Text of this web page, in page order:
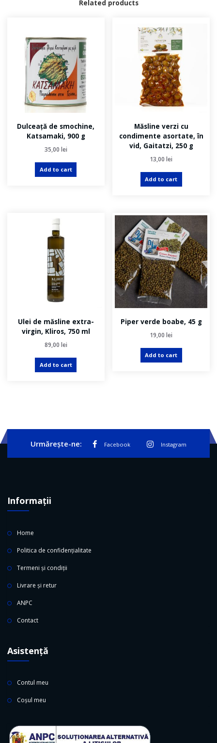
Related products
Dulceață de smochine,
Katsamaki, 900 g
35,00 lei
Add to cart
Măsline verzi cu
condimente asortate, în
vid, Gaitatzi, 250 g
13,00lei
Add to cart
Ulei de măsline extra-
virgin, Kliros, 750 ml
89,00 lei
Add to cart
Piper verde boabe, 45 g
19,00lei
Add to cart
Urmărește-ne: Facebook Instagram
Informații
Home
Politica de confidențialitate
Termeni și condiții
Livrare și retur
ANPC
Contact
Asistență
Contul meu
Coșul meu